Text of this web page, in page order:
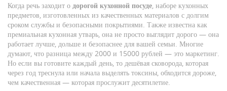
Когда речь заходит о дорогой кухонной посуде, наборе кухонных
предметов, изготовленных из качественных материалов с долгим
сроком службы и безопасными покрытиями. Также известна как
премиальная кухонная утварь, она не просто выглядит дорого — она
работает лучше, дольше и безопаснее для вашей семьи. Многие
думают, что разница между 2000 и 15000 рублей — это маркетинг.
Но если вы готовите каждый день, то дешёвая сковорода, которая
через год треснула или начала выделять токсины, обходится дороже,
чем качественная — которая прослужит десятилетие.